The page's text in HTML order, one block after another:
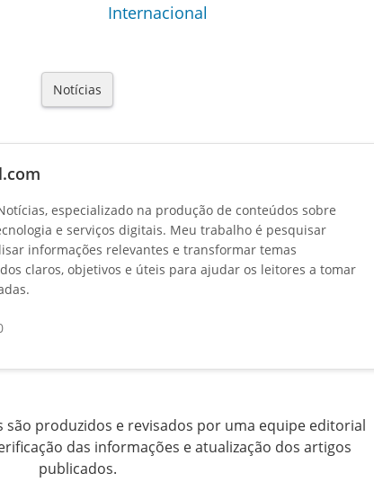
Internacional
Notícias
especializado na produção de conteúdos sobre
e serviços digitais. Meu trabalho é pesquisar
informações relevantes e transformar temas
claros, objetivos e úteis para ajudar os leitores a tomar
são produzidos e revisados por uma equipe editorial
das informações e atualização dos artigos
publicados.